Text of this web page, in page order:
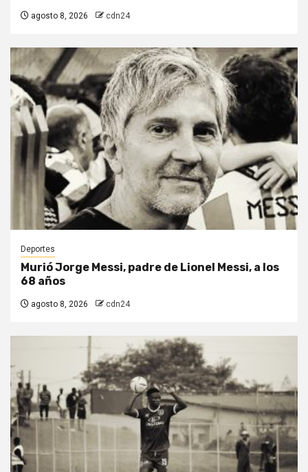
agosto 8, 2026 cdn24
Deportes
Murió Jorge Messi, padre de Lionel Messi, a los
68 años
agosto 8, 2026 cdn24